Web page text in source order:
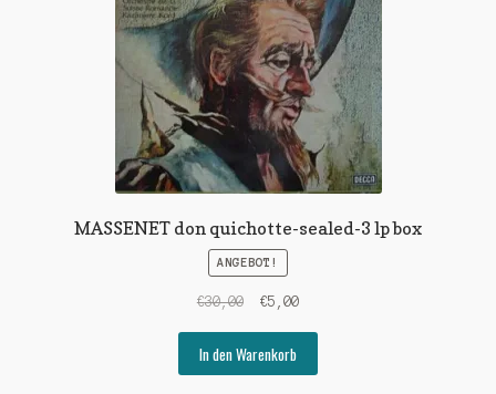
MASSENET don quichotte-sealed-3 lp box
ANGEBOT!
€30,00
Ursprünglicher
war:
€30,00
€5,00Aktueller
€5,00.
In den Warenkorb